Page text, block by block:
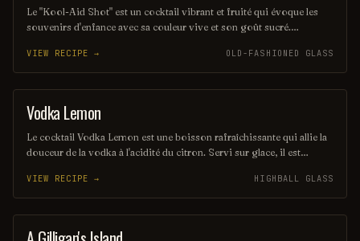
Le "Kool-Aid Shot" est un cocktail vibrant et fruité qui évoque les
souvenirs d'enfance avec sa couleur vive et son goût sucré.
Aid, ce shot rafraîchissant est parfait pour les fêtes et les soirées
entre amis. Sa simplicité et son côté ludique en font un choix
populaire pour ceux qui cherchent à s'amuser.
VIEW RECIPE → OLD-FASHIONED GLASS
COCKTAIL
Vodka Lemon
Le cocktail Vodka Lemon est une boisson rafraîchissante qui allie la
douceur de la vodka à l'acidité du citron. Servi sur glace, il est
d'élégance. Parfait pour les chaudes journées d'été, il offre une
expérience pétillante et désaltérante.
VIEW RECIPE → HIGHBALL GLASS
COCKTAIL